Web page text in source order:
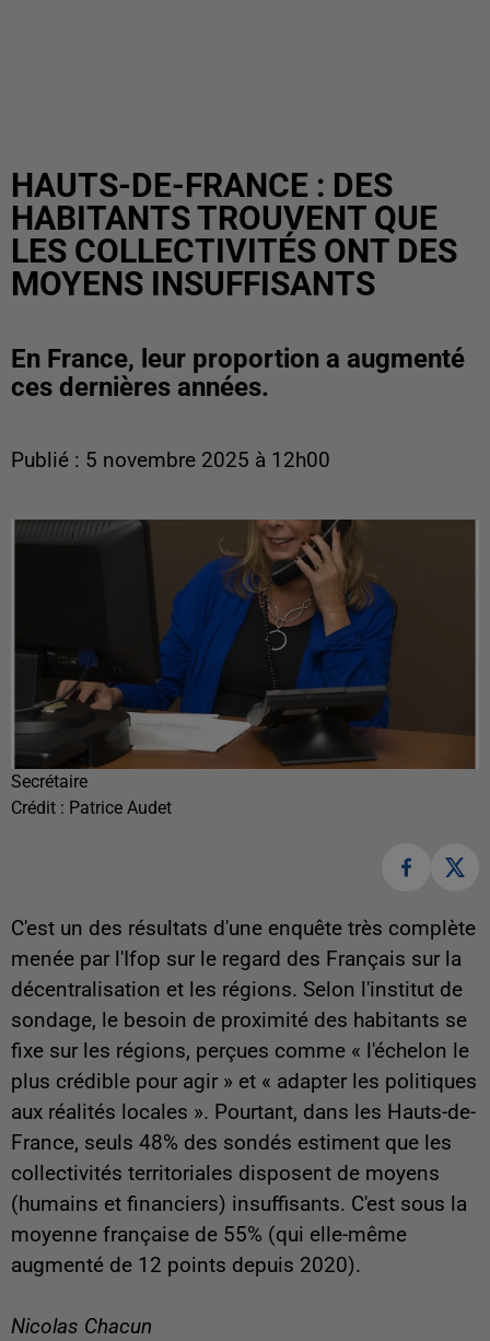
HAUTS-DE-FRANCE : DES
HABITANTS TROUVENT QUE
LES COLLECTIVITÉS ONT DES
MOYENS INSUFFISANTS
En France, leur proportion a augmenté
ces dernières années.
Publié : 5 novembre 2025 à 12h00
Secrétaire
Crédit : Patrice Audet
C'est un des résultats d'une enquête très complète
menée par l'Ifop sur le regard des Français sur la
décentralisation et les régions. Selon l'institut de
sondage, le besoin de proximité des habitants se
fixe sur les régions, perçues comme « l'échelon le
plus crédible pour agir » et « adapter les politiques
aux réalités locales ». Pourtant, dans les Hauts-de-
France, seuls 48% des sondés estiment que les
collectivités territoriales disposent de moyens
(humains et financiers) insuffisants. C'est sous la
moyenne française de 55% (qui elle-même
augmenté de 12 points depuis 2020).
Nicolas Chacun